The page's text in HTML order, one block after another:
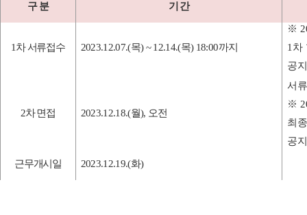
구 분 기 간
1차 서류접수 2023.12.07.(목) ~ 12.14.(목) 18:00까지
※
1차
공
2차 면접 2023.12.18.(월), 오전
서
※
최
공
근무개시일 2023.12.19.(화)